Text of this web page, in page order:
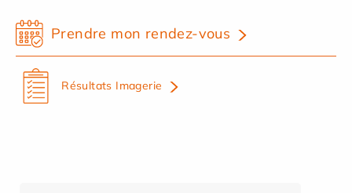
Prendre mon rendez-vous
Résultats Imagerie